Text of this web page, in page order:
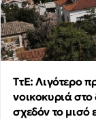
ΤτΕ: Λιγότερο
νοικοκυριά στο
σχεδόν το μισό